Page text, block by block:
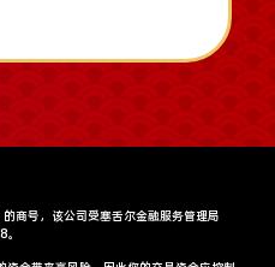
号，该公司受塞舌尔金融服务管理局